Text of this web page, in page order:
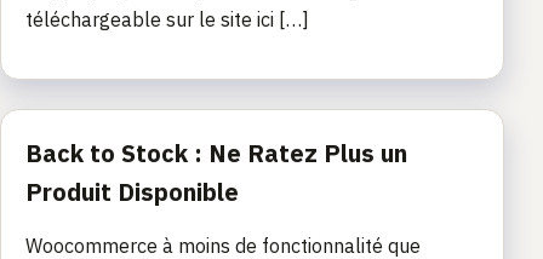
téléchargeable sur le site ici […]
Back to Stock : Ne Ratez Plus un
Produit Disponible
Woocommerce à moins de fonctionnalité que